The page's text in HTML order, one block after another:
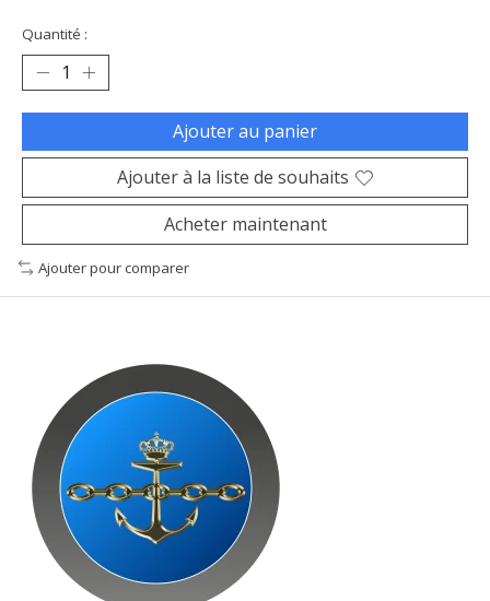
Quantité :
Ajouter au panier
Ajouter à la liste de souhaits
Acheter maintenant
Ajouter pour comparer